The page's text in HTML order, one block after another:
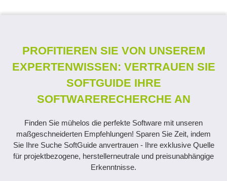
PROFITIEREN SIE VON UNSEREM
EXPERTENWISSEN: VERTRAUEN SIE
SOFTGUIDE IHRE
SOFTWARERECHERCHE AN
Finden Sie mühelos die perfekte Software mit unseren
maßgeschneiderten Empfehlungen! Sparen Sie Zeit, indem
Sie Ihre Suche SoftGuide anvertrauen - Ihre exklusive Quelle
für projektbezogene, herstellerneutrale und preisunabhängige
Erkenntnisse.